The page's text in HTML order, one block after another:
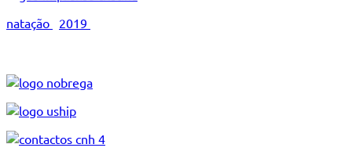
natação 2019